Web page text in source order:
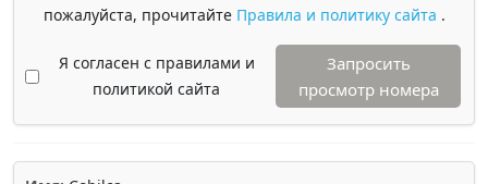
пожалуйста, прочитайте Правила и политику сайта .
Я согласен с правилами и
политикой сайта
Запросить
просмотр номера